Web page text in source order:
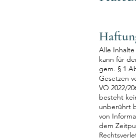
Alle
kann für
gem. § 1
Gesetzen
VO 2022/
besteht
unberührt
von
dem